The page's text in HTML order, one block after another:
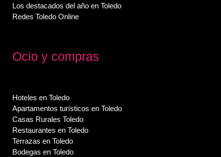
Los destacados del año en Toledo
Redes Toledo Online
Ocio y compras
Hoteles en Toledo
Apartamentos turísticos en Toledo
Casas Rurales Toledo
Restaurantes en Toledo
Terrazas en Toledo
Bodegas en Toledo